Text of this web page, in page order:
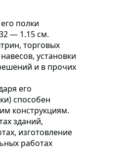
полки
— 1.15 см.
торговых
установки
и в прочих
его
способен
конструкциям.
зданий,
изготовление
работах